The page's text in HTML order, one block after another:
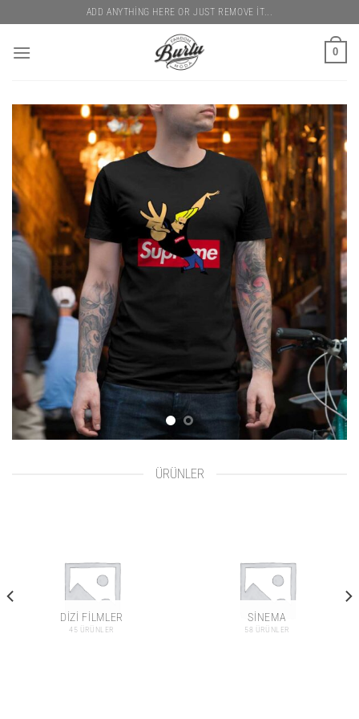
atla
ADD ANYTHING HERE OR JUST REMOVE IT...
0
ÜRÜNLER
DIZI FILMLER
45 ÜRÜNLER
SINEMA
58 ÜRÜNLER